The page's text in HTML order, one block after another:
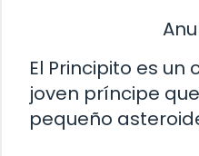
El Principito es un
joven príncipe
pequeño